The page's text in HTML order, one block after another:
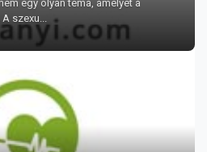
egy olyan téma, amelyet a
szexu...